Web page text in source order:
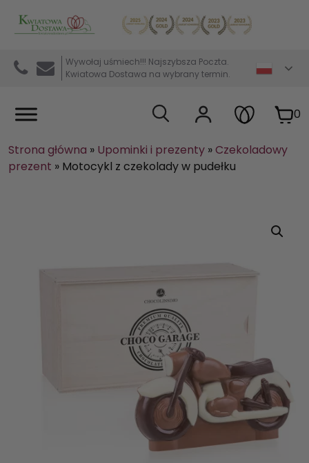
Kwiaciarnia internetowa Kwiatowa Dostawa
Wywołaj uśmiech!!! Najszybsza Poczta.
Kwiatowa Dostawa na wybrany termin.
0
Strona główna » Upominki i prezenty »Czekoladowy
prezent » Motocykl z czekolady w pudełku